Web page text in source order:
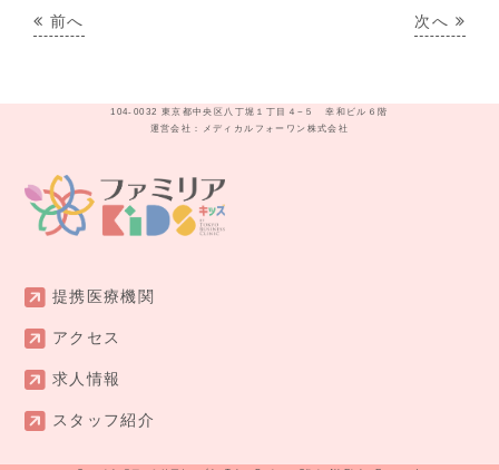
前へ 次へ
提携医療機関
アクセス
求人情報
スタッフ紹介
運営会社：メディカルフォーワン株式会社
104-0032 東京都中央区八丁堀１丁目４−５ 幸和ビル６階